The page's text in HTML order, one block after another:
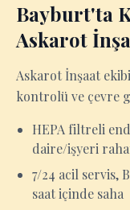
Bayburt'ta
Askarot
Askarot İnşaat
kontrolü ve çevre
HEPA filtreli
daire/işyeri
7/24 acil servis,
saat içinde saha